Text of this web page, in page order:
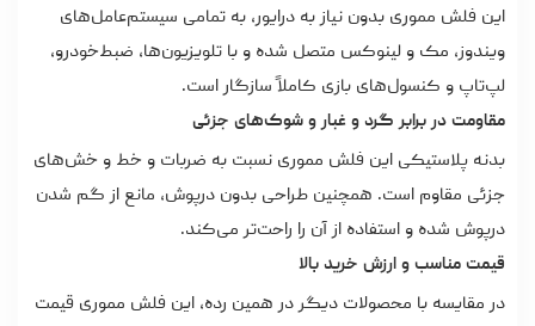
این فلش مموری بدون نیاز به درایور، به تمامی سیستم‌عامل‌های
ویندوز، مک و لینوکس متصل شده و با تلویزیون‌ها، ضبط‌خودرو،
لپ‌تاپ و کنسول‌های بازی کاملاً سازگار است.
مقاومت در برابر گرد و غبار و شوک‌های جزئی
بدنه پلاستیکی این فلش مموری نسبت به ضربات و خط و خش‌های
جزئی مقاوم است. همچنین طراحی بدون درپوش، مانع از گم شدن
درپوش شده و استفاده از آن را راحت‌تر می‌کند.
قیمت مناسب و ارزش خرید بالا
در مقایسه با محصولات دیگر در همین رده، این فلش مموری قیمت